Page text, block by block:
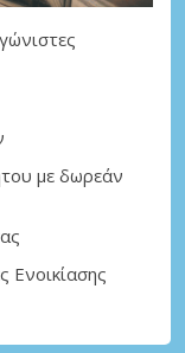
με δωρεάν
Ενοικίασης